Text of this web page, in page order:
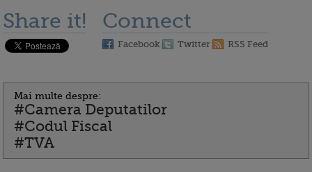
Share it! Connect
Facebook Twitter RSS Feed
Mai multe despre:
#Camera Deputatilor
#Codul Fiscal
#TVA